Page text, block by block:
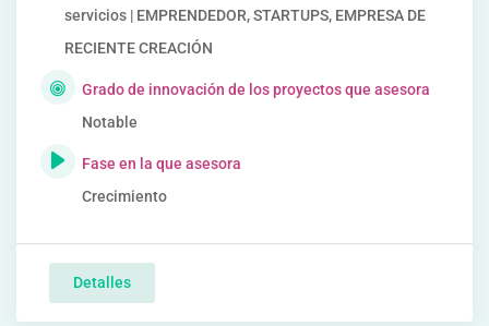
servicios | EMPRENDEDOR, STARTUPS, EMPRESA DE
RECIENTE CREACIÓN
Grado de innovación de los proyectos que asesora
Notable
Fase en la que asesora
Crecimiento
Detalles